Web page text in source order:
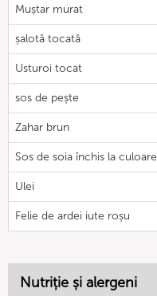
Muștar murat
șalotă tocată
Usturoi tocat
sos de pește
Zahar brun
Sos de soia închis la culoare
Ulei
Felie de ardei iute roșu
Nutriție și alergeni